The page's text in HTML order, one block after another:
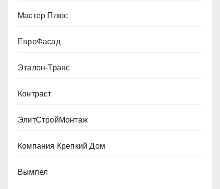
Мастер Плюс
ЕвроФасад
Эталон-Транс
Контраст
ЭлитСтройМонтаж
Компания Крепкий Дом
Вымпел